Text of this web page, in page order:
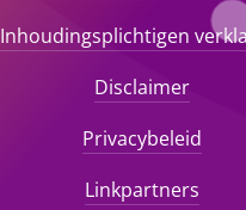
Inhoudingsplichtigen
Disclaimer
Privacybeleid
Linkpartners